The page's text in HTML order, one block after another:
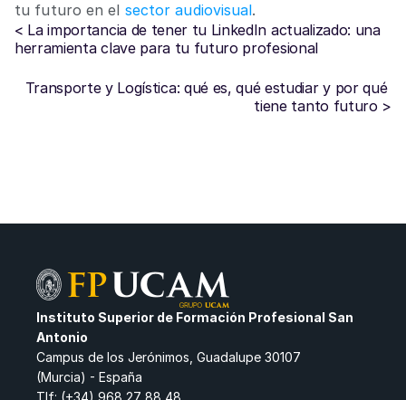
tu futuro en el sector audiovisual.
< La importancia de tener tu LinkedIn actualizado: una
herramienta clave para tu futuro profesional
Transporte y Logística: qué es, qué estudiar y por qué
tiene tanto futuro >
Instituto Superior de Formación Profesional San
Antonio
Campus de los Jerónimos, Guadalupe 30107
(Murcia) - España
Tlf: (+34) 968 27 88 48